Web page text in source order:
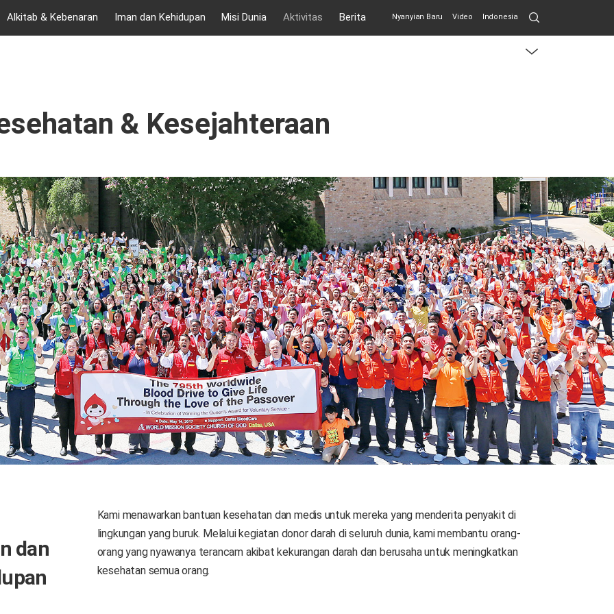
Alkitab & Kebenaran Iman dan Kehidupan Misi Dunia Aktivitas Berita Nyanyian Baru Video Indonesia Search
Submit
& Kesejahteraan
dan
Kami menawarkan bantuan kesehatan dan medis untuk mereka yang menderita penyakit di
lingkungan yang buruk. Melalui kegiatan donor darah di seluruh dunia, kami membantu orang-
orang yang nyawanya terancam akibat kekurangan darah dan berusaha untuk meningkatkan
kesehatan semua orang.